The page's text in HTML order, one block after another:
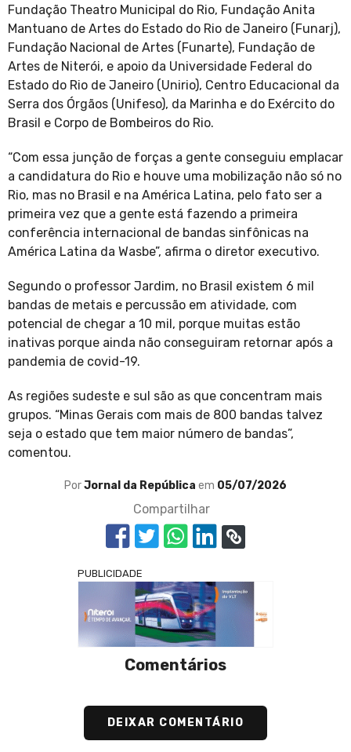
Fundação Theatro Municipal do Rio, Fundação Anita
Mantuano de Artes do Estado do Rio de Janeiro (Funarj),
Fundação Nacional de Artes (Funarte), Fundação de
Artes de Niterói, e apoio da Universidade Federal do
Estado do Rio de Janeiro (Unirio), Centro Educacional da
Serra dos Órgãos (Unifeso), da Marinha e do Exército do
Brasil e Corpo de Bombeiros do Rio.
“Com essa junção de forças a gente conseguiu emplacar
a candidatura do Rio e houve uma mobilização não só no
Rio, mas no Brasil e na América Latina, pelo fato ser a
primeira vez que a gente está fazendo a primeira
conferência internacional de bandas sinfônicas na
América Latina da Wasbe”, afirma o diretor executivo.
Segundo o professor Jardim, no Brasil existem 6 mil
bandas de metais e percussão em atividade, com
potencial de chegar a 10 mil, porque muitas estão
inativas porque ainda não conseguiram retornar após a
pandemia de covid-19.
As regiões sudeste e sul são as que concentram mais
grupos. “Minas Gerais com mais de 800 bandas talvez
seja o estado que tem maior número de bandas”,
comentou.
PorJornal da República em 05/07/2026
Compartilhar
PUBLICIDADE
Comentários
DEIXAR COMENTÁRIO